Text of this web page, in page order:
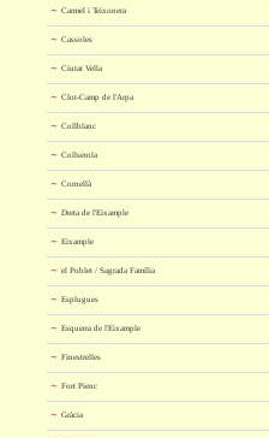
Carmel i Teixonera
Cassoles
Ciutat Vella
Clot-Camp de l'Arpa
Collblanc
Collserola
Cornellà
Dreta de l'Eixample
Eixample
el Poblet / Sagrada Família
Esplugues
Esquerra de l'Eixample
Finestrelles
Fort Pienc
Gràcia